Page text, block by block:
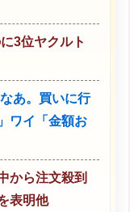
3位ヤクルト
あ。買いに行
ワイ「金額お
から注文殺到
表明他